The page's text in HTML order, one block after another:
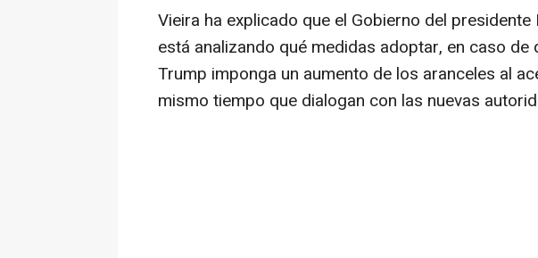
Vieira ha explicado que el Gobierno del presidente
está analizando qué medidas adoptar, en caso de
Trump imponga un aumento de los aranceles al
mismo tiempo que dialogan con las nuevas